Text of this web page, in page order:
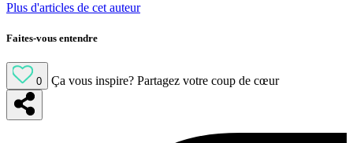
Plus d'articles de cet auteur
Faites-vous entendre
0 Ça vous inspire? Partagez votre coup de cœur